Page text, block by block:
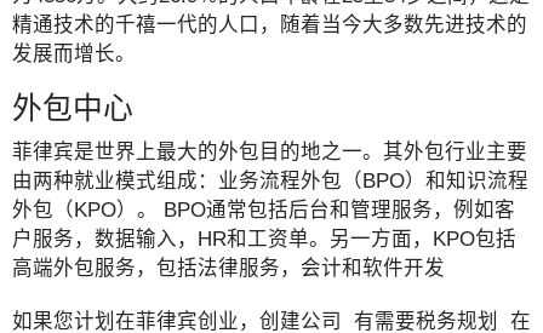
精通技术的千禧一代的人口，随着当今大多数先进技术的
发展而增长。
外包中心
菲律宾是世界上最大的外包目的地之一。其外包行业主要
由两种就业模式组成：业务流程外包（BPO）和知识流程
外包（KPO）。 BPO通常包括后台和管理服务，例如客
户服务，数据输入，HR和工资单。另一方面，KPO包括
高端外包服务，包括法律服务，会计和软件开发
如果您计划在菲律宾创业，创建公司 有需要税务规划 在